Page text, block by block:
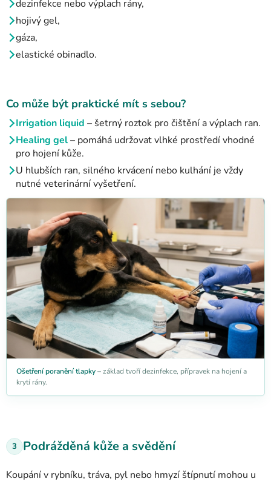
dezinfekce nebo výplach rány,
hojivý gel,
gáza,
elastické obinadlo.
Co může být praktické mít s sebou?
Irrigation liquid – šetrný roztok pro čištění a výplach ran.
Healing gel– pomáhá udržovat vlhké prostředí vhodné
pro hojení kůže.
U hlubších ran, silného krvácení nebo kulhání je vždy
nutné veterinární vyšetření.
Ošetření poranění tlapky– základ tvoří dezinfekce, přípravek na hojení a
krytí rány.
3 Podrážděná kůže a svědění
Koupání v rybníku, tráva, pyl nebo hmyzí štípnutí mohou u